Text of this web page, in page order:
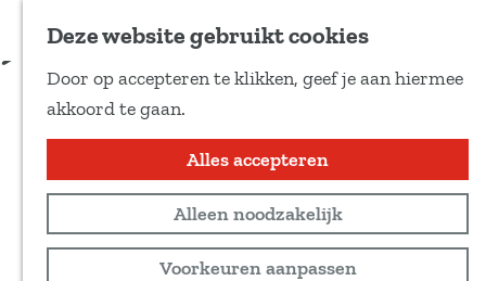
Deze website gebruikt cookies
Door op accepteren te klikken, geef je aan hiermee
akkoord te gaan.
Alles accepteren
Alleen noodzakelijk
Voorkeuren aanpassen
Voeg toe als favoriet
e
e
d
z
Download route
Fietsroute vlinders in drie
natuurgebieden in Drenthe